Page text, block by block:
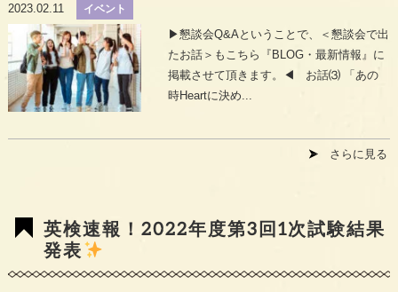
2023.02.11 イベント
▶︎懇談会Q&Aということで、＜懇談会で出
たお話＞もこちら『BLOG・最新情報』に
掲載させて頂きます。◀︎ お話⑶ 「あの
時Heartに決め...
さらに見る
英検速報！2022年度第3回1次試験結果
発表